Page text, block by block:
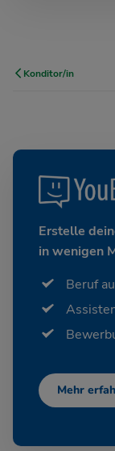
Konditor/in
Erstelle
in wenigen
Beruf
Mehr